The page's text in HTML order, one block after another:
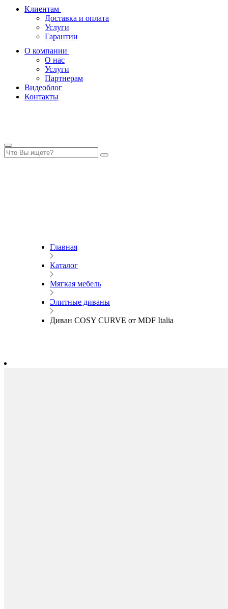
Клиентам
Доставка и оплата
Услуги
Гарантии
О компании
О нас
Услуги
Партнерам
Видеоблог
Контакты
Главная
Каталог
Мягкая мебель
Элитные диваны
Диван COSY CURVE от MDF Italia